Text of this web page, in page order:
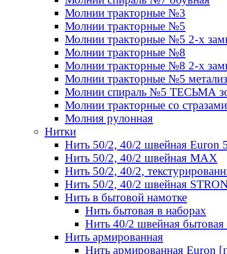
Молнии тракторные №3
Молнии тракторные №5
Молнии тракторные №5 2-х
Молнии тракторные №8
Молнии тракторные №8 2-х
Молнии тракторные №5
Молнии спираль №5 ТЕСЬМА
Молнии тракторные со стразами
Молния рулонная
Нитки
Нить 50/2, 40/2 швейная Euron
Нить 50/2, 40/2 швейная МАХ
Нить 50/2, 40/2,
Нить 50/2, 40/2 швейная
Нить в бытовой намотке
Нить бытовая в наборах
Нить 40/2 швейная бытовая
Нить армированная
Нить армированная Euron